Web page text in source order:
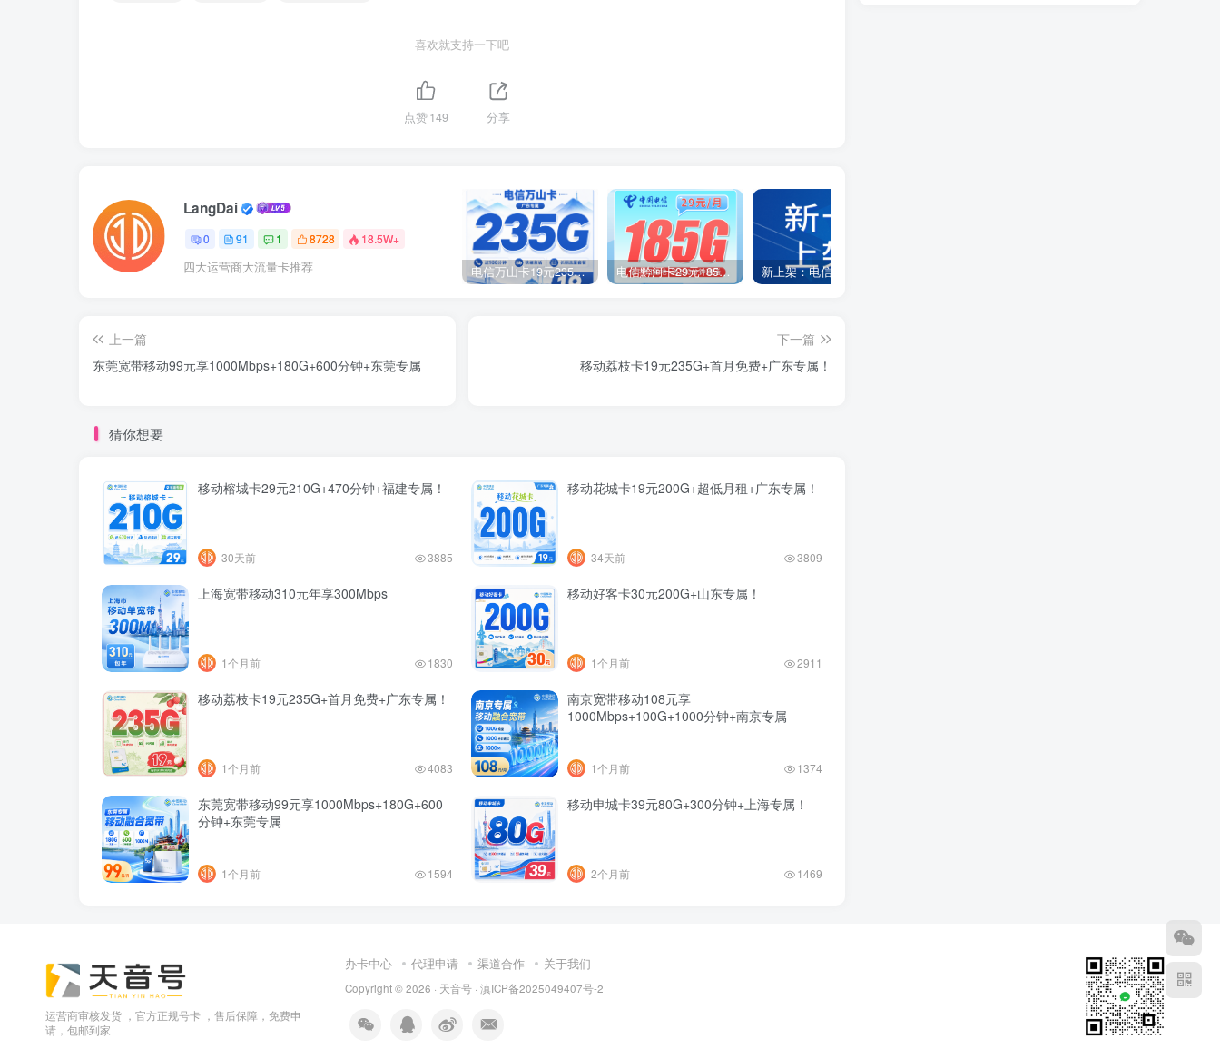
喜欢就支持一下吧
点赞149 分享
LangDai
0 91 1 8728 18.5W+
四大运营商大流量卡推荐 电信万山卡19元235G+100分钟+广东省专属！ 电信黔河卡29元185G+200分钟+贵州专属！
上一篇
东莞宽带移动99元享1000Mbps+180G+600分钟+东莞专属
下一篇
移动荔枝卡19元235G+首月免费+广东专属！
猜你想要
移动榕城卡29元210G+470分钟+福建专属！
30天前 3885
移动花城卡19元200G+超低月租+广东专属！
34天前 3809
上海宽带移动310元年享300Mbps
1个月前 1830
移动好客卡30元200G+山东专属！
1个月前 2911
移动荔枝卡19元235G+首月免费+广东专属！
1个月前 4083
南京宽带移动108元享
1000Mbps+100G+1000分钟+南京专属
1个月前 1374
东莞宽带移动99元享1000Mbps+180G+600
分钟+东莞专属
1个月前 1594
移动申城卡39元80G+300分钟+上海专属！
2个月前 1469
运营商审核发货 ，官方正规号卡 ，售后保障，免费申
请，包邮到家
办卡中心 代理申请 渠道合作 关于我们
Copyright © 2026 · 天音号 · 滇ICP备2025049407号-2